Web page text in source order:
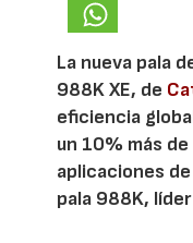
La nueva pala
988K XE, de
eficiencia
un 10% más
aplicaciones
pala 988K,